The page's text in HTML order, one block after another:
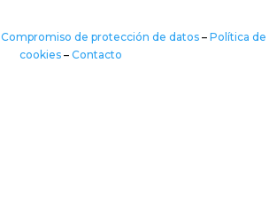
Compromiso de protección de datos– Política de
cookies – Contacto